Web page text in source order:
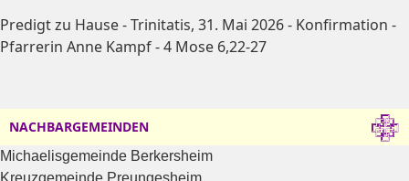
Predigt zu Hause - Trinitatis, 31. Mai 2026 - Konfirmation -
Pfarrerin Anne Kampf - 4 Mose 6,22-27
NACHBARGEMEINDEN
Michaelisgemeinde Berkersheim